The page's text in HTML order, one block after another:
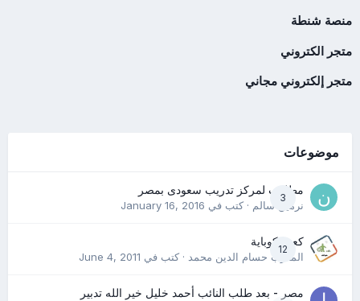
منصة شنطة
متجر الكتروني
متجر إلكتروني مجاني
موضوعات
3
مطلوب لمركز تدريب سعودى بمصر
نرمين سالم· كتب في January 16, 2016
12
كعب كوباية
المدرب حسام الدين محمد· كتب في June 4, 2011
مصر - بعد طلب النائب أحمد خليل خير الله تدبير